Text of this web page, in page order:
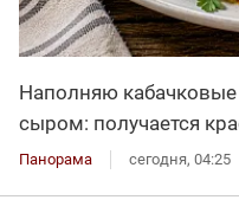
Наполняю
сыром: получается
Панорама сегодня, 04:25